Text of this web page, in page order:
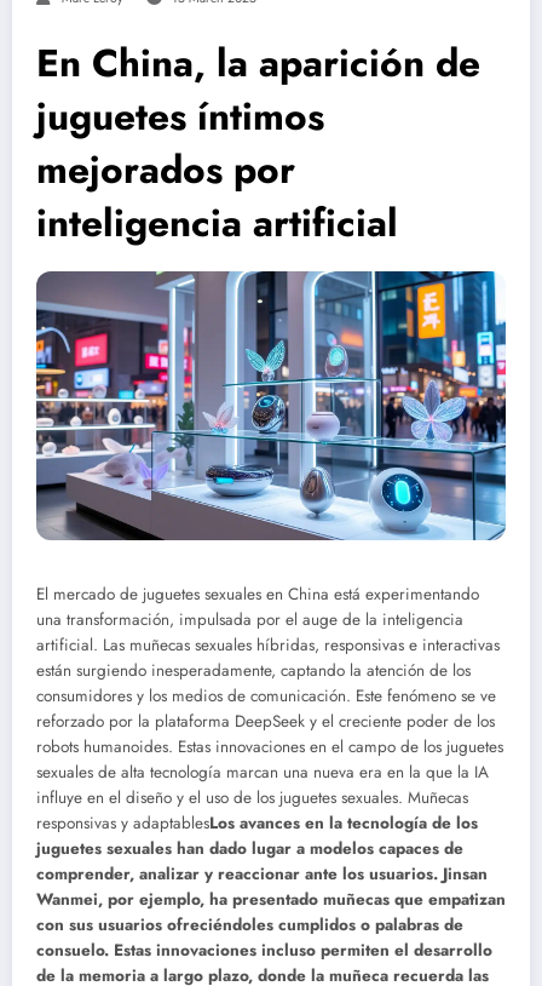
En China, la aparición de
juguetes íntimos
mejorados por
inteligencia artificial
El mercado de juguetes sexuales en China está experimentando
una transformación, impulsada por el auge de la inteligencia
artificial. Las muñecas sexuales híbridas, responsivas e interactivas
están surgiendo inesperadamente, captando la atención de los
consumidores y los medios de comunicación. Este fenómeno se ve
reforzado por la plataforma DeepSeek y el creciente poder de los
robots humanoides. Estas innovaciones en el campo de los juguetes
sexuales de alta tecnología marcan una nueva era en la que la IA
influye en el diseño y el uso de los juguetes sexuales. Muñecas
responsivas y adaptablesLos avances en la tecnología de los
juguetes sexuales han dado lugar a modelos capaces de
comprender, analizar y reaccionar ante los usuarios. Jinsan
Wanmei, por ejemplo, ha presentado muñecas que empatizan
con sus usuarios ofreciéndoles cumplidos o palabras de
consuelo. Estas innovaciones incluso permiten el desarrollo
de la memoria a largo plazo, donde la muñeca recuerda las